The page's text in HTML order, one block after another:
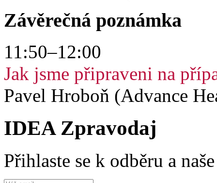
Závěrečná poznámka
11:50–12:00
Jak jsme připraveni na
Pavel Hroboň (Advance
IDEA Zpravodaj
Přihlaste se k odběru a